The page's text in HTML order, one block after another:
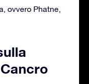
ovvero Phatne,